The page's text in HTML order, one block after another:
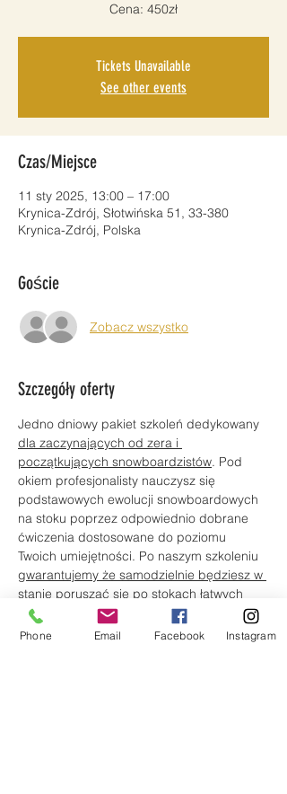
Cena: 450zł
Tickets Unavailable
See other events
Czas/Miejsce
11 sty 2025, 13:00 – 17:00
Krynica-Zdrój, Słotwińska 51, 33-380
Krynica-Zdrój, Polska
Goście
Zobacz wszystko
Szczegóły oferty
Jedno dniowy pakiet szkoleń dedykowany
dla zaczynających od zera i
początkujących snowboardzistów. Pod
okiem profesjonalisty nauczysz się
podstawowych ewolucji snowboardowych
na stoku poprzez odpowiednio dobrane
ćwiczenia dostosowane do poziomu
Twoich umiejętności. Po naszym szkoleniu
gwarantujemy że samodzielnie będziesz w
stanie poruszać się po stokach łatwych
podstawową techniką skrętu
snowboardowego.
Phone Email Facebook Instagram